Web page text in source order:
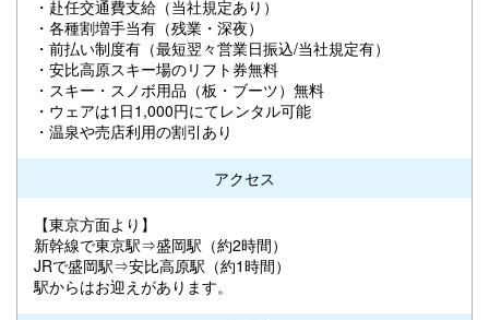
・赴任交通費支給（当社規定あり）
・各種割増手当有（残業・深夜）
・前払い制度有（最短翌々営業日振込/当社規定有）
・安比高原スキー場のリフト券無料
・スキー・スノボ用品（板・ブーツ）無料
・ウェアは1日1,000円にてレンタル可能
・温泉や売店利用の割引あり
アクセス
【東京方面より】
新幹線で東京駅⇒盛岡駅（約2時間）
JRで盛岡駅⇒安比高原駅（約1時間）
駅からはお迎えがあります。